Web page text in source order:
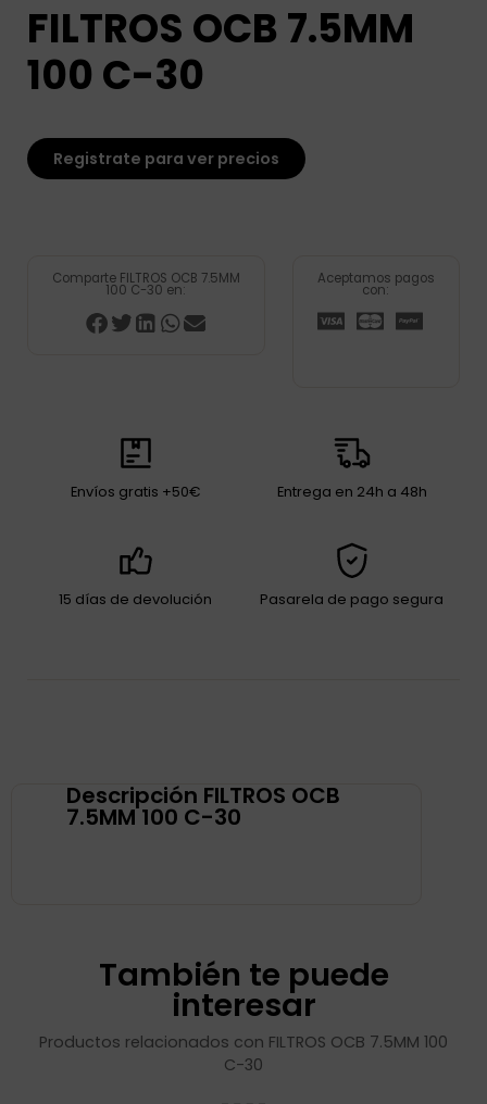
FILTROS OCB 7.5MM
100 C-30
Registrate para ver precios
Comparte FILTROS OCB 7.5MM
100 C-30 en:
Aceptamos pagos
con:
Envíos gratis +50€ Entrega en 24h a 48h
15 días de devolución Pasarela de pago segura
Descripción FILTROS OCB
7.5MM 100 C-30
También te puede
interesar
Productos relacionados con FILTROS OCB 7.5MM 100
C-30